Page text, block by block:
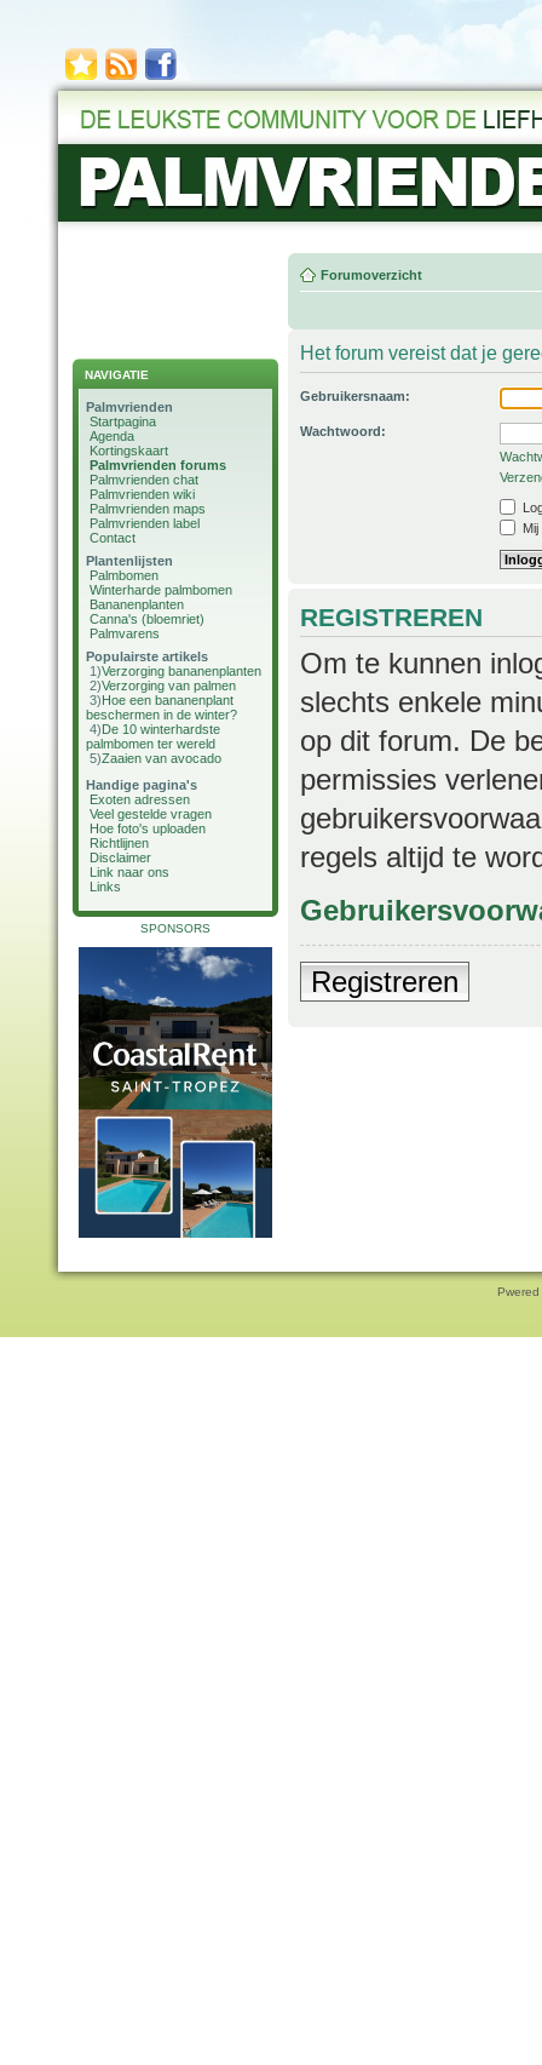
NAVIGATIE
Palmvrienden
Startpagina
Agenda
Kortingskaart
Palmvrienden forums
Palmvrienden chat
Palmvrienden wiki
Palmvrienden maps
Palmvrienden label
Contact
Plantenlijsten
Palmbomen
Winterharde palmbomen
Bananenplanten
Canna's (bloemriet)
Palmvarens
Populairste artikels
1)Verzorging bananenplanten
2)Verzorging van palmen
3)Hoe een bananenplant
beschermen in de winter?
4)De 10 winterhardste
palmbomen ter wereld
5)Zaaien van avocado
Handige pagina's
Exoten adressen
Veel gestelde vragen
Hoe foto's uploaden
Richtlijnen
Disclaimer
Link naar ons
Links
SPONSORS
Forumoverzicht
Het forum vereist dat je
Gebruikersnaam:
Wachtwoord:
REGISTREREN
Om te kunnen
slechts enkele
op dit forum. De
permissies
regels altijd te
Registreren